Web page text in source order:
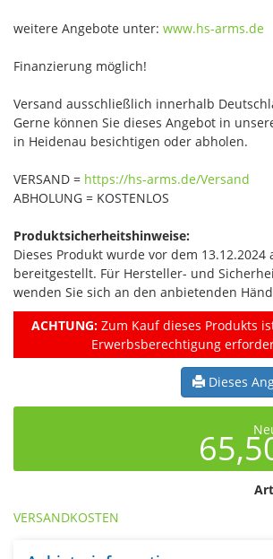
weitere Angebote unter: www.hs-arms.de
Finanzierung möglich!
Versand ausschließlich innerhalb
Gerne können Sie dieses Angebot in
in Heidenau besichtigen oder abholen.
VERSAND = https://hs-arms.de/Versand
ABHOLUNG = KOSTENLOS
Produktsicherheitshinweise:
Dieses Produkt wurde vor dem
bereitgestellt. Für Hersteller- und
wenden Sie sich an den anbietenden
ACHTUNG:Zum Kauf dieses Produkts
Erwerbsberechtigung
Dieses
VERSANDKOSTEN